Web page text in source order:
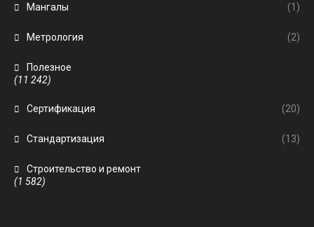
Мангалы (1)
Метрология (2)
Полезное
(11 242)
Сертификация (20)
Стандартизация (13)
Строительство и ремонт
(1 582)